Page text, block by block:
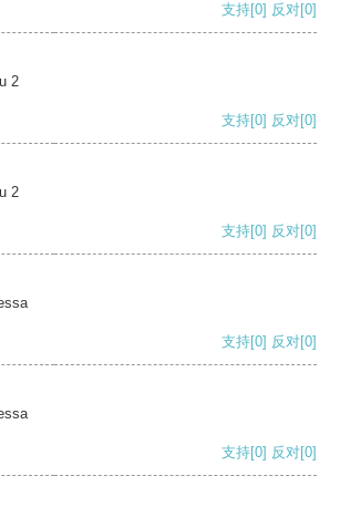
支持[0] 反对[0]
2
支持[0] 反对[0]
2
支持[0] 反对[0]
支持[0] 反对[0]
支持[0] 反对[0]